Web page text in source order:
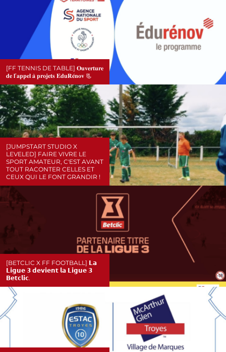
[FF TENNIS DE TABLE] 𝐎𝐮𝐯𝐞𝐫𝐭𝐮𝐫𝐞
𝐝𝐞 𝐥’𝐚𝐩𝐩𝐞𝐥 𝐚̀ 𝐩𝐫𝐨𝐣𝐞𝐭𝐬 𝐄𝐝𝐮𝐑𝐞́𝐧𝐨𝐯 📃
[JUMPSTART STUDIO X
LEVELED] FAIRE VIVRE LE
SPORT AMATEUR, C'EST AVANT
TOUT RACONTER CELLES ET
CEUX QUI LE FONT GRANDIR !
[BETCLIC X FF FOOTBALL] 𝗟𝗮
𝗟𝗶𝗴𝘂𝗲 𝟯 𝗱𝗲𝘃𝗶𝗲𝗻𝘁 𝗹𝗮 𝗟𝗶𝗴𝘂𝗲 𝟯
𝗕𝗲𝘁𝗰𝗹𝗶𝗰.